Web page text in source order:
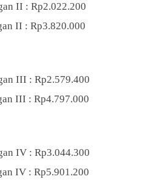
II : Rp2.022.200
II : Rp3.820.000
III : Rp2.579.400
III : Rp4.797.000
IV : Rp3.044.300
IV : Rp5.901.200